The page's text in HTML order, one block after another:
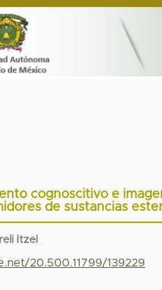
cognoscitivo e
de sustancias
Itzel
20.500.11799/139229